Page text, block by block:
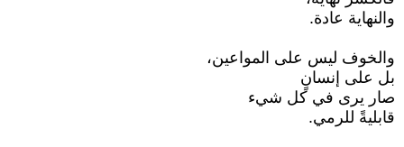
والنهاية عادة.
والخوف ليس على المواعين،
بل على إنسانٍ
صار يرى في كل شيء
قابليةً للرمي.